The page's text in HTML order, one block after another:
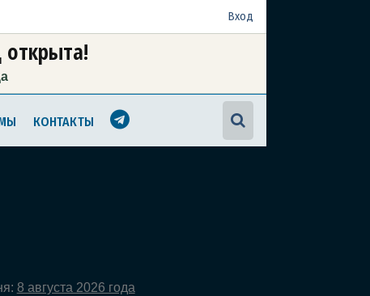
Вход
КОНТАКТЫ
8 августа 2026 года